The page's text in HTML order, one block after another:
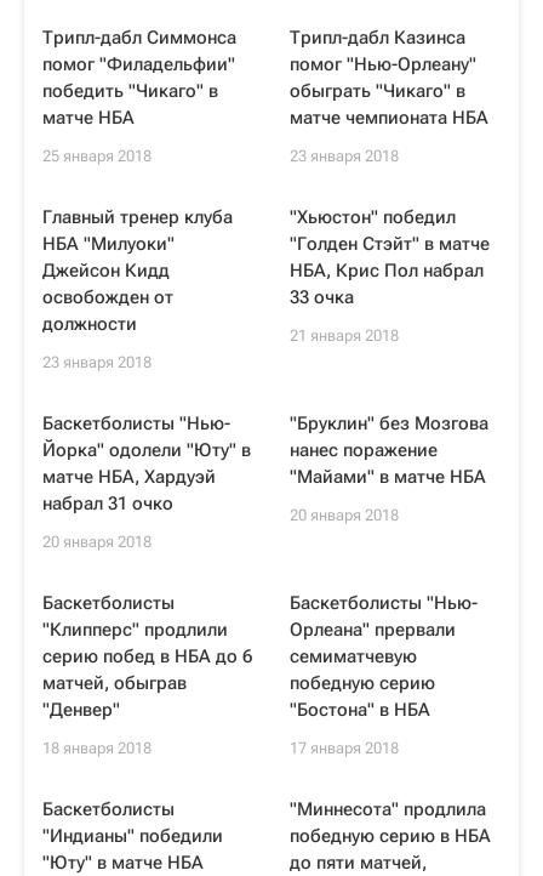
Трипл-дабл Симмонса
помог "Филадельфии"
победить "Чикаго" в
матче НБА
25 января 2018
Трипл-дабл Казинса
помог "Нью-Орлеану"
обыграть "Чикаго" в
матче чемпионата НБА
23 января 2018
Главный тренер клуба
НБА "Милуоки"
Джейсон Кидд
освобожден от
должности
23 января 2018
"Хьюстон" победил
"Голден Стэйт" в матче
НБА, Крис Пол набрал
33 очка
21 января 2018
Баскетболисты "Нью-
Йорка" одолели "Юту" в
матче НБА, Хардуэй
набрал 31 очко
20 января 2018
"Бруклин" без Мозгова
нанес поражение
"Майами" в матче НБА
20 января 2018
Баскетболисты
"Клипперс" продлили
серию побед в НБА до 6
матчей, обыграв
"Денвер"
18 января 2018
Баскетболисты "Нью-
Орлеана" прервали
семиматчевую
победную серию
"Бостона" в НБА
17 января 2018
Баскетболисты
"Индианы" победили
"Юту" в матче НБА
"Миннесота" продлила
победную серию в НБА
до пяти матчей,